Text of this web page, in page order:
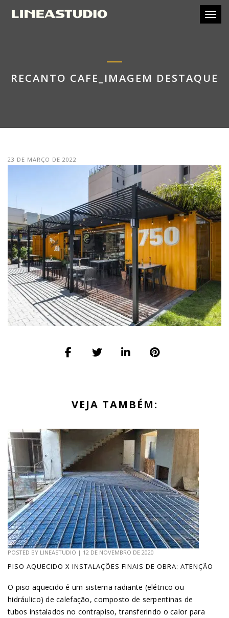
RECANTO CAFE_IMAGEM DESTAQUE
23 DE MARÇO DE 2022
VEJA TAMBÉM:
POSTED BY LINEASTUDIO | 12 DE NOVEMBRO DE 2020
PISO AQUECIDO X INSTALAÇÕES FINAIS DE OBRA: ATENÇÃO
O piso aquecido é um sistema radiante (elétrico ou
hidráulico) de calefação, composto de serpentinas de
tubos instalados no contrapiso, transferindo o calor para